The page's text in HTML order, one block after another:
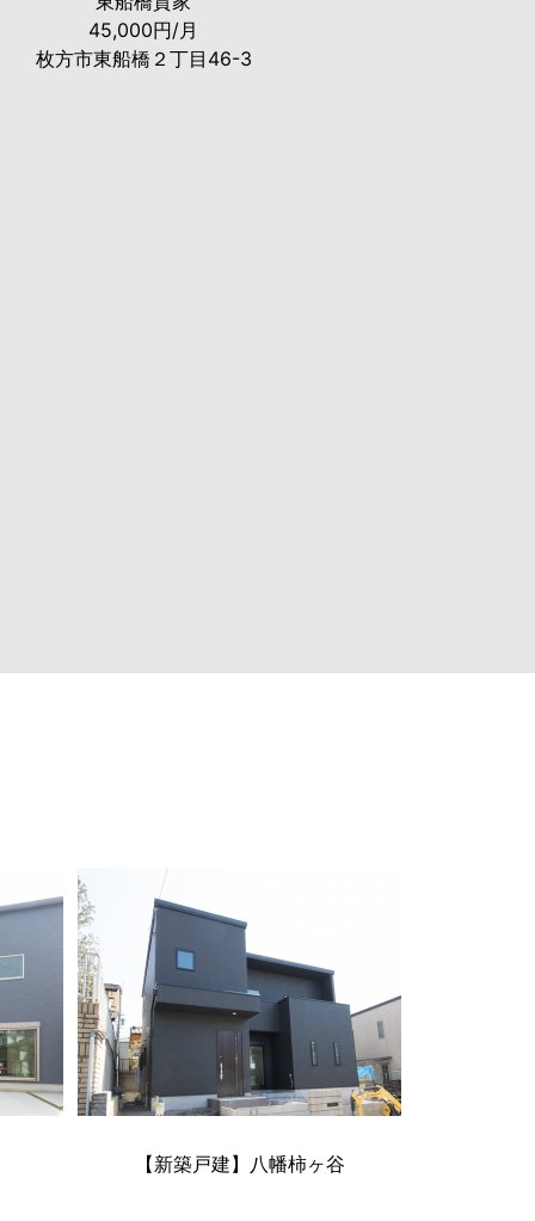
45,000円/月
枚方市東船橋２丁目46-3
【新築戸建】八幡柿ヶ谷